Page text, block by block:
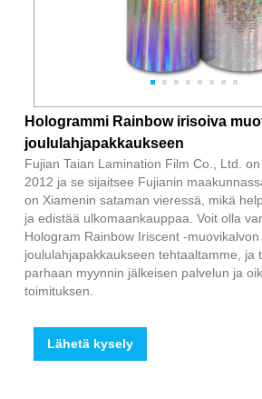
Hologrammi Rainbow irisoiva
joululahjapakkaukseen
Fujian Taian Lamination Film Co., Ltd.
2012 ja se sijaitsee Fujianin
on Xiamenin sataman vieressä, mikä
ja edistää ulkomaankauppaa. Voit olla
Hologram Rainbow Iriscent -muovikalvon
joululahjapakkaukseen tehtaaltamme, ja
parhaan myynnin jälkeisen palvelun ja
toimituksen.
Lähetä kysely